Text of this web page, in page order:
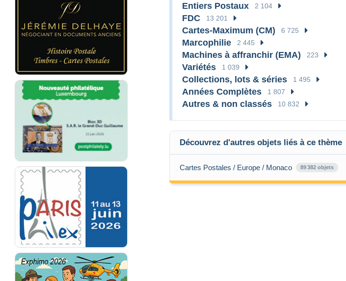
Entiers Postaux 2 104
FDC 13 201
Cartes-Maximum (CM) 6 725
Marcophilie 2 445
Machines à affranchir (EMA) 223
Variétés 1 039
Collections, lots & séries 1 495
Années Complètes 1 807
Autres & non classés 10 832
Découvrez d'autres objets liés à ce thème
Cartes Postales / Europe / Monaco 89 382 objets